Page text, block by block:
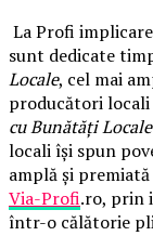
La Profi
sunt dedicate
Locale, cel mai
producători
cu Bunătăți Locale
locali își spun
amplă și premiată
Via-Profi.ro, prin
într-o călătorie